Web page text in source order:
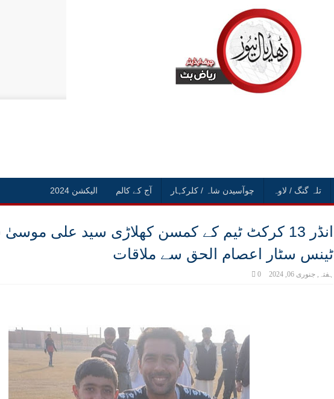
تلہ گنگ / لاوہ چوآسیدن شاہ / کلرکہار آج کے کالم الیکشن 2024
انڈر 13 کرکٹ ٹیم کے کمسن کھلاڑی سید علی
ٹینس سٹار اعصام الحق سے ملاقات
ہفتہ, جنوری 06, 2024 0